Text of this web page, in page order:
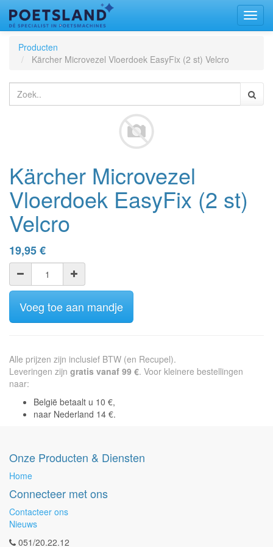
Producten
Kärcher Microvezel Vloerdoek EasyFix (2 st) Velcro
Kärcher Microvezel
Vloerdoek EasyFix (2 st)
Velcro
19,95€
Voeg toe aan mandje
Alle prijzen zijn inclusief BTW (en Recupel).
Leveringen zijn gratis vanaf 99 €. Voor kleinere bestellingen
naar:
België betaalt u 10 €,
naar Nederland 14 €.
Onze Producten & Diensten
Home
Connecteer met ons
Contacteer ons
Nieuws
051/20.22.12